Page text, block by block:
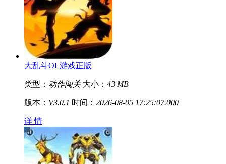
大乱斗OL游戏正版
类型： 动作闯关 大小： 43 MB
版本： V3.0.1 时间： 2026-08-05 17:25:07.000
详 情